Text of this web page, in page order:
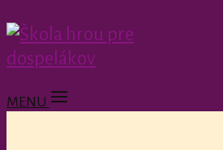
MENU